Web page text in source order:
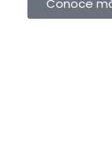
Conoce